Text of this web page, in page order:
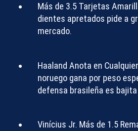
Más de 3.5 Tarjetas
dientes apretados pide a
mercado.
Haaland Anota en
noruego gana por peso
defensa brasileña es
Vinícius Jr. Más de 1.5